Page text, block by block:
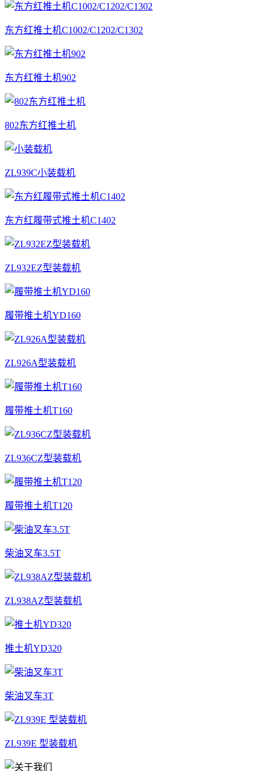
东方红推土机C1002/C1202/C1302
东方红推土机902
802东方红推土机
ZL939C小装载机
东方红履带式推土机C1402
ZL932EZ型装载机
履带推土机YD160
ZL926A型装载机
履带推土机T160
ZL936CZ型装载机
履带推土机T120
柴油叉车3.5T
ZL938AZ型装载机
推土机YD320
柴油叉车3T
ZL939E 型装载机